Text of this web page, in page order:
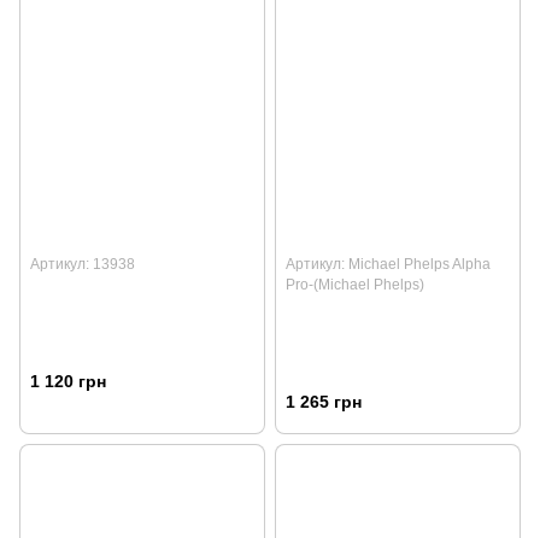
Артикул: 13938
1 120 грн
Артикул: Michael Phelps Alpha
Pro-(Michael Phelps)
1 265 грн